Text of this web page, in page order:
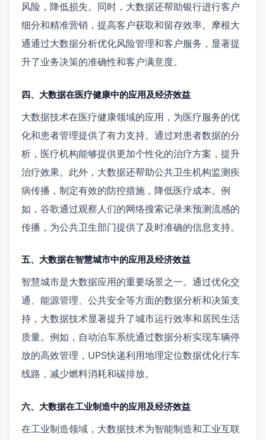
风险，降低损失。同时，大数据还帮助银行进行客户
细分和精准营销，提高客户获取和留存效率。摩根大
通通过大数据分析优化风险管理和客户服务，显著提
升了业务决策的准确性和客户满意度。
四、大数据在医疗健康中的应用及经济效益
大数据技术在医疗健康领域的应用，为医疗服务的优
化和患者管理提供了有力支持。通过对患者数据的分
析，医疗机构能够提供更加个性化的治疗方案，提升
治疗效果。此外，大数据还帮助公共卫生机构监测疾
病传播，制定有效的防控措施，降低医疗成本。例
如，谷歌通过观察人们的网络搜索记录来预测流感的
传播，为公共卫生部门提供了及时准确的信息支持。
五、大数据在智慧城市中的应用及经济效益
智慧城市是大数据应用的重要场景之一。通过优化交
通、能源管理、公共安全等方面的数据分析和决策支
持，大数据技术显著提升了城市运行效率和居民生活
质量。例如，自动泊车系统通过数据分析实现车辆停
放的高效管理，UPS快递利用地理定位数据优化行车
线路，减少燃料消耗和碳排放。
六、大数据在工业制造中的应用及经济效益
在工业制造领域，大数据技术为智能制造和工业互联